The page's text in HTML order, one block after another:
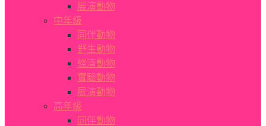
展演動物
中年級
同伴動物
野生動物
經濟動物
實驗動物
展演動物
高年級
同伴動物